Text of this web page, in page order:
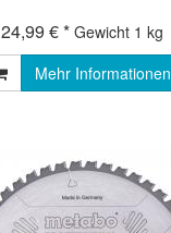
24,99 € * Gewicht 1 kg
Mehr Informationen